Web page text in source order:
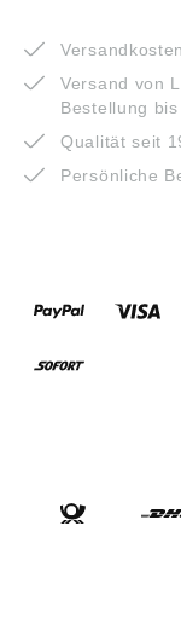
Versand von
Bestellung
Qualität seit
Persönliche